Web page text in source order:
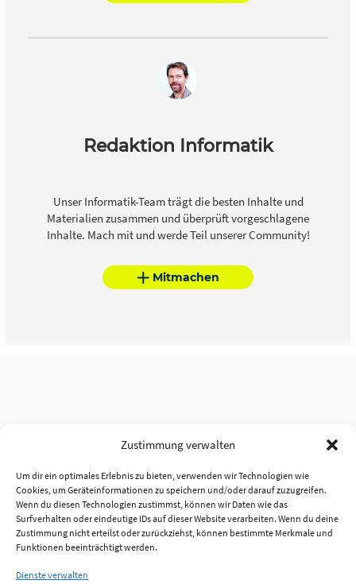
Zustimmung verwalten
Um dir ein optimales Erlebnis zu bieten, verwenden wir Technologien wie
Cookies, um Geräteinformationen zu speichern und/oder darauf zuzugreifen.
Wenn du diesen Technologien zustimmst, können wir Daten wie das
Surfverhalten oder eindeutige IDs auf dieser Website verarbeiten. Wenn du deine
Zustimmung nicht erteilst oder zurückziehst, können bestimmte Merkmale und
Funktionen beeinträchtigt werden.
Dienste verwalten
Redaktion Informatik
Unser Informatik-Team trägt die besten Inhalte und
Materialien zusammen und überprüft vorgeschlagene
Inhalte. Mach mit und werde Teil unserer Community!
Mitmachen